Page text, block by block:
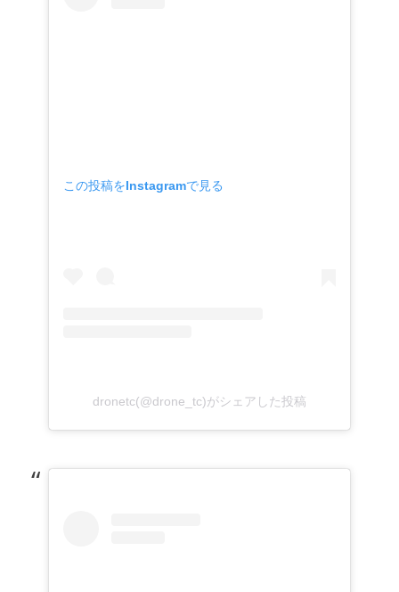
この投稿をInstagramで見る
dronetc(@drone_tc)がシェアした投稿